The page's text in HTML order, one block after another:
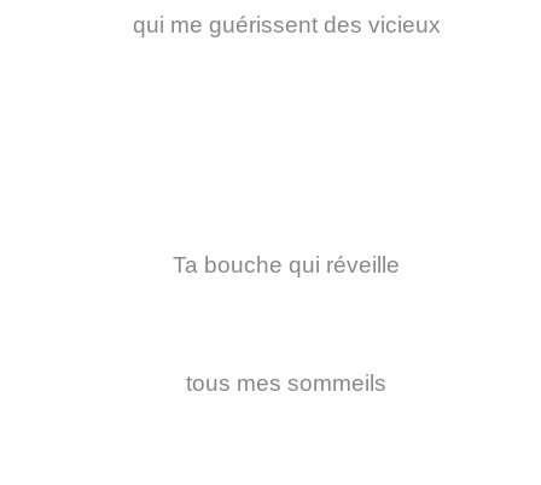
qui me guérissent des vicieux
Ta bouche qui réveille
tous mes sommeils